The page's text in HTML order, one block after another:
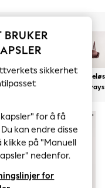
Sport BH-er
Stroppeløs
Multiways
BRUKER
sikkerhet
for å få
kan endre disse
klikke på "Manuell
nedenfor.
for